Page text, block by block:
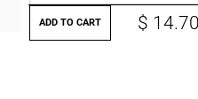
ADD TO CARTMICROBRUSH
APPLICATOR 1,5MM
$